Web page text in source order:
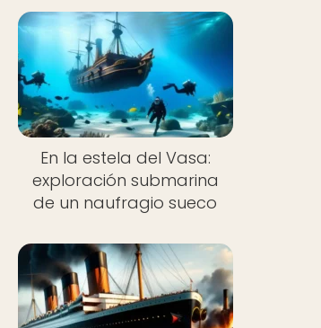
En la estela del Vasa:
exploración submarina
de un naufragio sueco